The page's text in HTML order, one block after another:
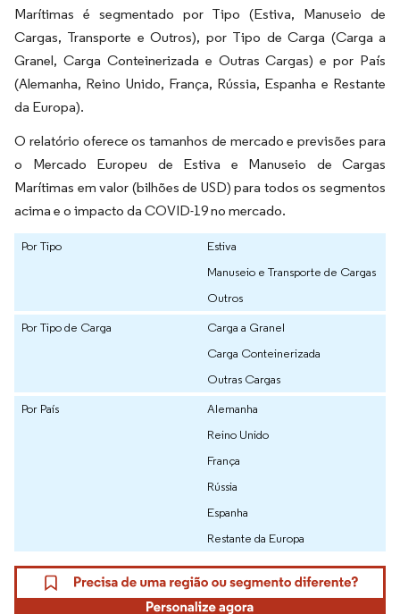
Marítimas é segmentado por Tipo (Estiva, Manuseio de
Cargas, Transporte e Outros), por Tipo de Carga (Carga a
Granel, Carga Conteinerizada e Outras Cargas) e por País
(Alemanha, Reino Unido, França, Rússia, Espanha e Restante
da Europa).
O relatório oferece os tamanhos de mercado e previsões para
o Mercado Europeu de Estiva e Manuseio de Cargas
Marítimas em valor (bilhões de USD) para todos os segmentos
acima e o impacto da COVID-19 no mercado.
Por Tipo
Estiva
Manuseio e Transporte de Cargas
Outros
Por Tipo de Carga
Carga a Granel
Carga Conteinerizada
Outras Cargas
Por País
Alemanha
Reino Unido
França
Rússia
Espanha
Restante da Europa